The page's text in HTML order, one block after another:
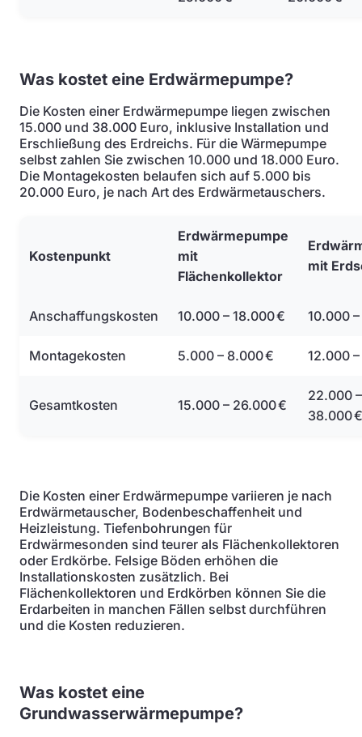
Was kostet eine Erdwärmepumpe?
Die Kosten einer Erdwärmepumpe liegen zwischen
15.000 und 38.000 Euro, inklusive Installation und
Erschließung des Erdreichs. Für die Wärmepumpe
selbst zahlen Sie zwischen 10.000 und 18.000 Euro.
Die Montagekosten belaufen sich auf 5.000 bis
20.000 Euro, je nach Art des Erdwärmetauschers.
Kostenpunkt
Erdwärmepumpe
mit
Flächenkollektor
mit
Anschaffungskosten 10.000 – 18.000 € 10.000
Montagekosten 5.000 – 8.000 € 12.000
Gesamtkosten 15.000 – 26.000 €
22.000 –
38.000 €
Die Kosten einer Erdwärmepumpe variieren je nach
Erdwärmetauscher, Bodenbeschaffenheit und
Heizleistung. Tiefenbohrungen für
Erdwärmesonden sind teurer als Flächenkollektoren
oder Erdkörbe. Felsige Böden erhöhen die
Installationskosten zusätzlich. Bei
Flächenkollektoren und Erdkörben können Sie die
Erdarbeiten in manchen Fällen selbst durchführen
und die Kosten reduzieren.
Was kostet eine
Grundwasserwärmepumpe?